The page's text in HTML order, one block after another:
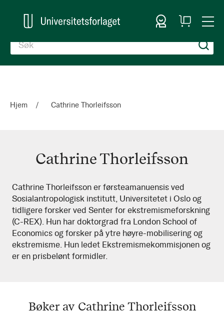
Logg inn
Handlekurv
Hjem Cathrine Thorleifsson
Cathrine Thorleifsson
Cathrine
Thorleifsson
Cathrine Thorleifsson er førsteamanuensis ved
Sosialantropologisk institutt, Universitetet i Oslo og
tidligere forsker ved Senter for ekstremismeforskning
(C-REX). Hun har doktorgrad fra London School of
Economics og forsker på ytre høyre-mobilisering og
ekstremisme. Hun ledet Ekstremismekommisjonen og
er en prisbelønt formidler.
Bøker av Cathrine Thorleifsson